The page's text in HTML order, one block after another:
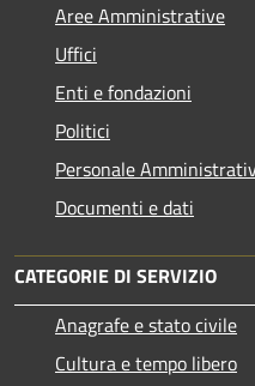
Aree Amministrative
Uffici
Enti e fondazioni
Politici
Personale
Documenti e dati
CATEGORIE DI SERVIZIO
Anagrafe e stato civile
Cultura e tempo libero